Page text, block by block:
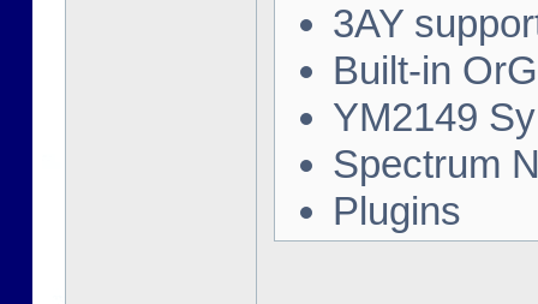
3AY
Built-in
YM2149
Spectrum
Plugins